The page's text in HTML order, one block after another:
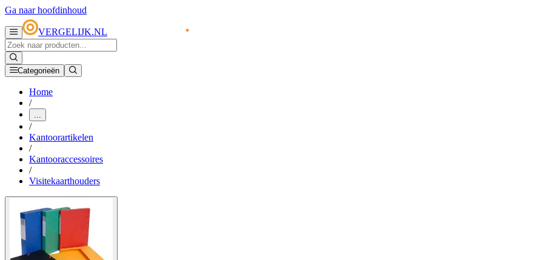
Ga naar hoofdinhoud
VERGELIJK.NL
Categorieën
Home
/
...
/
Kantoorartikelen
/
Kantooraccessoires
/
Visitekaarthouders